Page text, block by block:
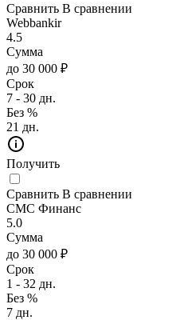
Сравнить В сравнении
Webbankir
4.5
Сумма
до 30 000 ₽
Срок
7 - 30 дн.
Без %
21 дн.
Получить
Сравнить В сравнении
СМС Финанс
5.0
Сумма
до 30 000 ₽
Срок
1 - 32 дн.
Без %
7 дн.